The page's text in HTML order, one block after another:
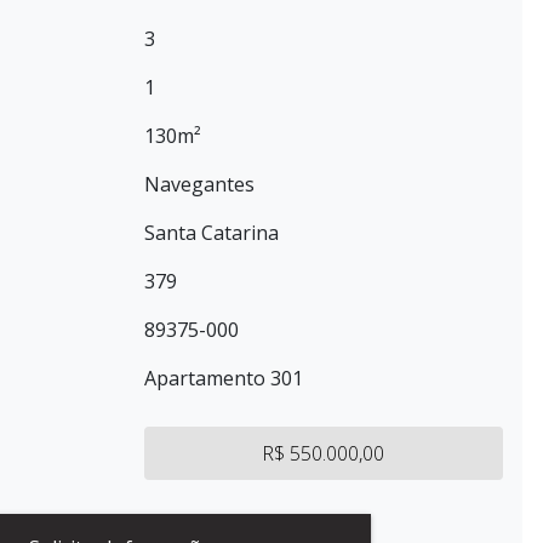
3
1
130m²
Navegantes
Santa Catarina
379
89375-000
Apartamento 301
R$ 550.000,00